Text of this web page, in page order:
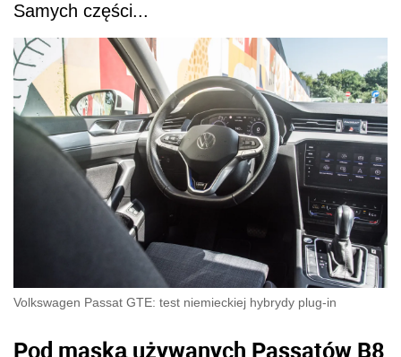
Samych części...
Volkswagen Passat GTE: test niemieckiej hybrydy plug-in
Pod maską używanych Passatów B8